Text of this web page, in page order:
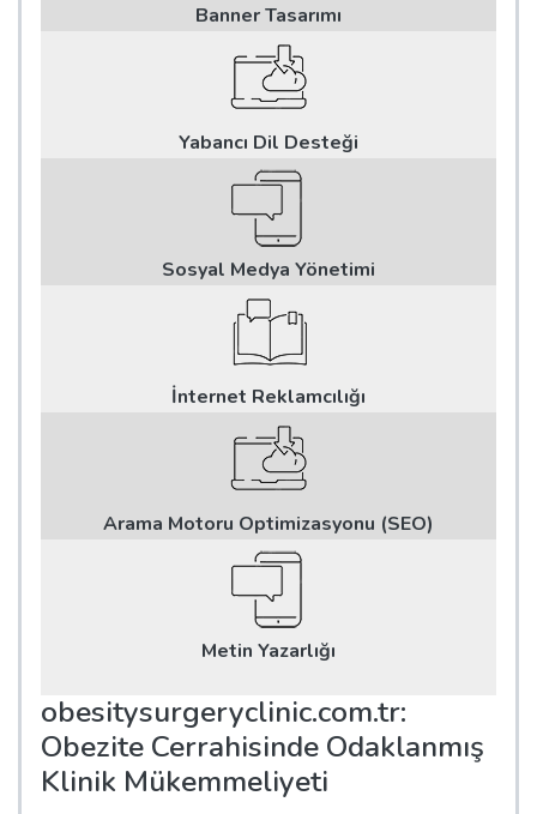
Banner Tasarımı
Yabancı Dil Desteği
Sosyal Medya Yönetimi
İnternet Reklamcılığı
Arama Motoru Optimizasyonu (SEO)
Metin Yazarlığı
obesitysurgeryclinic.com.tr:
Obezite Cerrahisinde Odaklanmış
Klinik Mükemmeliyeti